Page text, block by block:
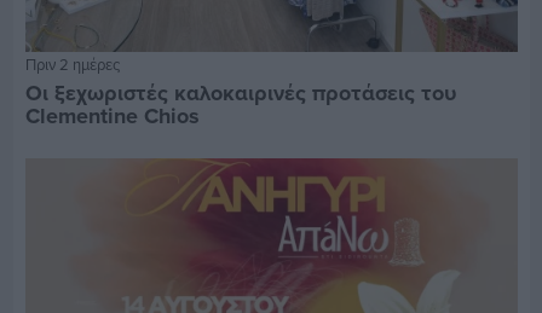
Πριν 2 ημέρες
Οι ξεχωριστές καλοκαιρινές προτάσεις του
Clementine Chios